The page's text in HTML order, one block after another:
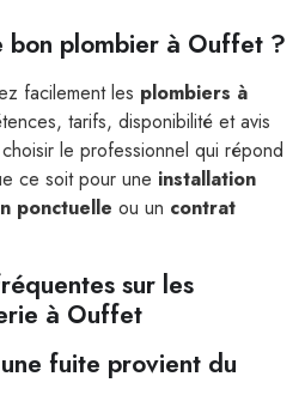
bon plombier à Ouffet ?
facilement les plombiers à
tarifs, disponibilité et avis
le professionnel qui répond
ce soit pour une installation
ponctuelle ou un contrat
sur les
à Ouffet
fuite provient du